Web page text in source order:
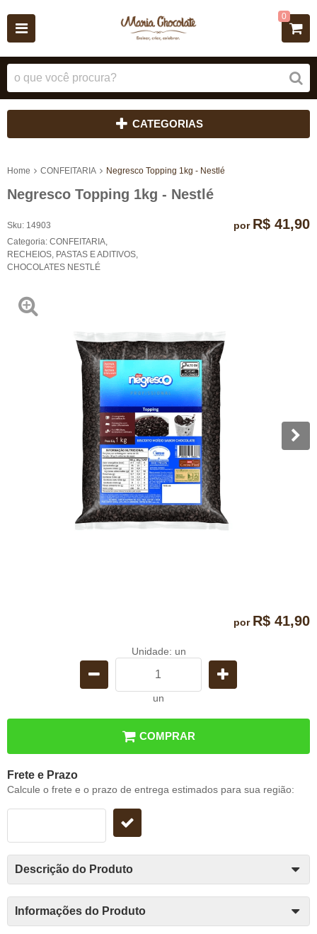
0
CATEGORIAS
Home CONFEITARIA Negresco Topping 1kg - Nestlé
Negresco Topping 1kg - Nestlé
Sku: 14903
Categoria: CONFEITARIA
RECHEIOS, PASTAS E ADITIVOS
CHOCOLATES NESTLÉ
por R$ 41,90
por R$ 41,90
Unidade: un
un
COMPRAR
Frete e Prazo
Calcule o frete e o prazo de entrega estimados para sua região:
Descrição do Produto
Informações do Produto